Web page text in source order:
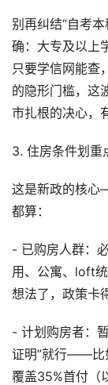
别再纠结“自考
确：大专及以上
只要学信网能查
的隐形门槛，这
市扎根的决心，
3. 住房条件划重
这是新政的核心
都算：
- 已购房人群：
用、公寓、loft
想法了，政策卡
- 计划购房者：
证明”就行——比
覆盖35%首付（